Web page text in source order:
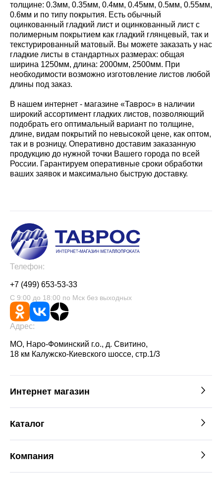
толщине: 0.3мм, 0.35мм, 0.4мм, 0.45мм, 0.5мм, 0.55мм,
0.6мм и по типу покрытия. Есть обычный
оцинкованный гладкий лист и оцинкованный лист с
полимерным покрытием как гладкий глянцевый, так и
текстурированный матовый. Вы можете заказать у нас
гладкие листы в стандартных размерах: общая
ширина 1250мм, длина: 2000мм, 2500мм. При
необходимости возможно изготовление листов любой
длины под заказ.
В нашем интернет - магазине «Таврос» в наличии
широкий ассортимент гладких листов, позволяющий
подобрать его оптимальный вариант по толщине,
длине, видам покрытий по невысокой цене, как оптом,
так и в розницу. Оперативно доставим заказанную
продукцию до нужной точки Вашего города по всей
России. Гарантируем оперативные сроки обработки
ваших заявок и максимально быструю доставку.
Телефон:
+7 (499) 653-53-33
С 9:00 до 18:00 по Мск без выходных
Адрес:
МО, Наро-Фоминский г.о., д. Свитино,
18 км Калужско-Киевского шоссе, стр.1/3
Интернет магазин
Каталог
Компания